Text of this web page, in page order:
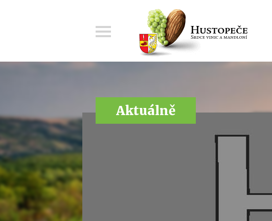
Aktuálně